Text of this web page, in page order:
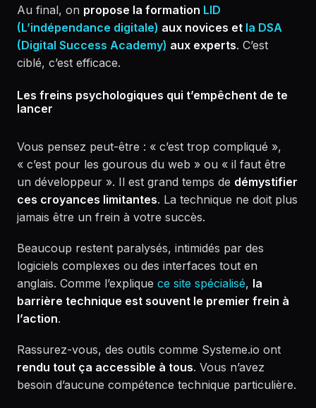
Au final, on propose la formation LID
(L’indépendance digitale) aux novices et la DSA
(Digital Success Academy) aux experts. C’est
ciblé, c’est efficace.
Les freins psychologiques qui t’empêchent de te
lancer
Vous pensez peut-être : « c’est trop compliqué »,
« c’est pour les gourous du web » ou « il faut être
un développeur ». Il est grand temps de démystifier
ces croyances limitantes. La technique ne doit plus
jamais être un frein à votre succès.
Beaucoup restent paralysés, intimidés par des
logiciels complexes ou des interfaces tout en
anglais. Comme l’explique ce site spécialisé, la
barrière technique est souvent le premier frein à
l’action.
Rassurez-vous, des outils comme Systeme.io ont
rendu tout ça accessible à tous. Vous n’avez
besoin d’aucune compétence technique particulière.